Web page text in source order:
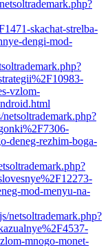
skachat-strelba-
dengi-mod-
vzlom-
deneg-rezhim-boga-
mod-menyu-na-
netsoltrademark.php?
mnogo-monet-